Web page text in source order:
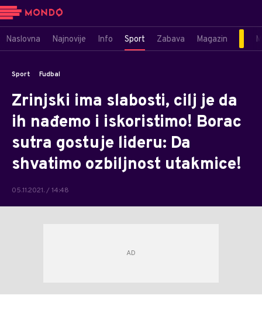
Naslovna Najnovije Info Sport Zabava Magazin
Sport Fudbal
Zrinjski ima slabosti, cilj je da
ih nađemo i iskoristimo! Borac
sutra gostuje lideru: Da
shvatimo ozbiljnost utakmice!
05.11.2021. / 14:48